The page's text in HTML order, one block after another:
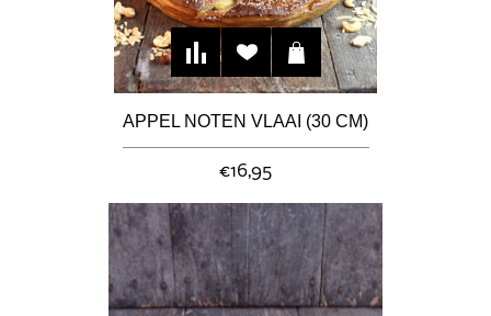
APPEL NOTEN VLAAI (30 CM)
€16,95